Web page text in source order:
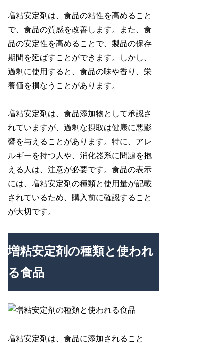
増粘安定剤は、食品の粘性を高めること
で、食品の質感を改善します。また、食
品の安定性を高めることで、製品の保存
期間を延ばすことができます。しかし、
過剰に使用すると、食品の味や香り、栄
養価を損なうことがあります。
増粘安定剤は、食品添加物として承認さ
れていますが、過剰な摂取は健康に悪影
響を与えることがあります。特に、アレ
ルギーを持つ人や、消化器系に問題を抱
える人は、注意が必要です。食品の表示
には、増粘安定剤の種類と使用量が記載
されているため、購入前に確認すること
が大切です。
増粘安定剤の種類と使われ
る食品
増粘安定剤は、食品に添加されること